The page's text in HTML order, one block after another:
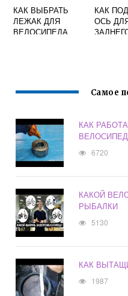
КАК ВЫБРАТЬ
ЛЕЖАК ДЛЯ
ВЕЛОСИПЕДА
КАК
ОСЬ
Самое
КАК
6720
КАКОЙ
РЫБАЛКИ
5130
КАК
1987